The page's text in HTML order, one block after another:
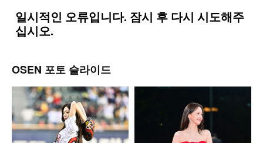
OSEN 포토 슬라이드